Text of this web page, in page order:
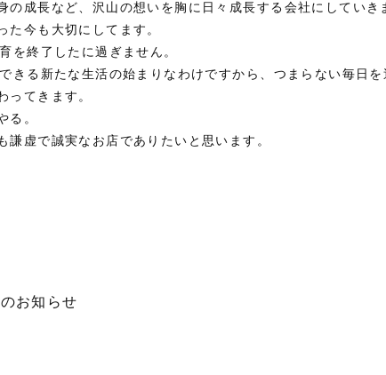
成長など、沢山の想いを胸に日々成長する会社にしていき
た今も大切にしてます。
を終了したに過ぎません。
きる新たな生活の始まりなわけですから、つまらない毎日
ってきます。
る。
虚で誠実なお店でありたいと思います。
お知らせ